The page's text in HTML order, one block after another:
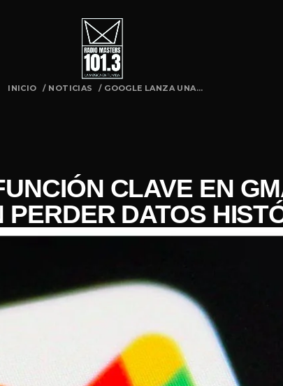
INICIO / NOTICIAS / GOOGLE LANZA UNA...
CLAVE EN
PERDER DATOS